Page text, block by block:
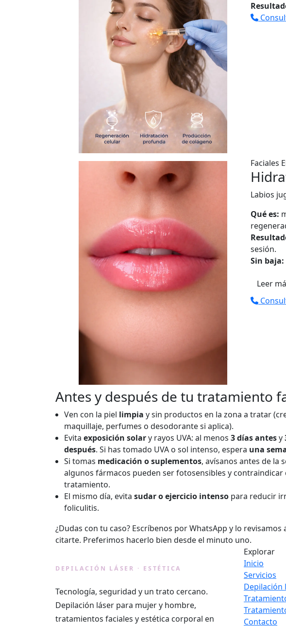
Faciales
Labios
Qué es:
sesión.
Sin baja:
Leer
Antes y después de tu tratamiento
Ven con la piel limpia y sin productos en la zona a tratar
maquillaje, perfumes o desodorante si aplica).
Evita exposición solary rayos UVA: al menos 3 días antesy
después. Si has tomado UVA o sol intenso, espera una
Si tomas medicación o suplementos, avísanos antes de la
algunos fármacos pueden ser fotosensibles y contraindicar
tratamiento.
El mismo día, evita sudar o ejercicio intenso para reducir
foliculitis.
¿Dudas con tu caso? Escríbenos por WhatsApp y lo revisamos
citarte. Preferimos hacerlo bien desde el minuto uno.
DEPILACIÓN LÁSER · ESTÉTICA
Tecnología, seguridad y un trato cercano.
Depilación láser para mujer y hombre,
tratamientos faciales y estética corporal en
Explorar
Inicio
Servicios
Depilación
Contacto